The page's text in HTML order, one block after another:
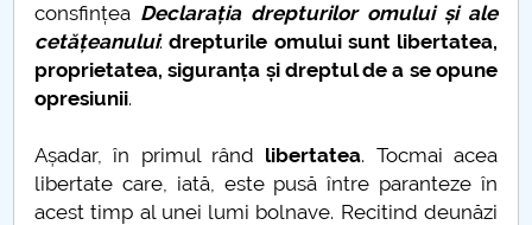
Transporturile
„Ciuma Antonină”
Ciuma lui Justinian
Epidemia de la Atena
consfințea Declarația drepturilor omului și ale
cetățeanului:drepturile omului sunt libertatea,
proprietatea, siguranța și dreptul de a se opune
opresiunii.
Așadar, în primul rând libertatea. Tocmai acea
libertate care, iată, este pusă între paranteze în
acest timp al unei lumi bolnave. Recitind deunăzi